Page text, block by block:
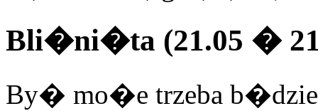
Bli�ni�ta (21.05 �
By� mo�e trzeba